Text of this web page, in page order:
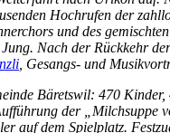
Hochrufen der
und des
Nach der Rückkehr
, Gesangs- und
Bäretswil: 470
der „Milchsuppe
auf dem Spielplatz.